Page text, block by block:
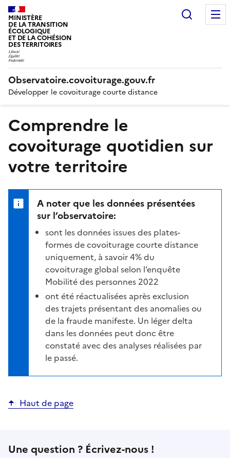
MINISTÈRE
DE LA TRANSITION
ÉCOLOGIQUE
ET DE LA COHÉSION
DES TERRITOIRES
Observatoire.covoiturage.gouv.fr
Développer le covoiturage courte distance
Comprendre le
covoiturage quotidien sur
votre territoire
A noter que les données présentées
sur l’observatoire:
sont les données issues des plates-
formes de covoiturage courte distance
uniquement, à savoir 4% du
covoiturage global selon l’enquête
Mobilité des personnes 2022
ont été réactualisées après exclusion
des trajets présentant des anomalies ou
de la fraude manifeste. Un léger delta
dans les données peut donc être
constaté avec des analyses réalisées par
le passé.
Haut de page
Une question ? Écrivez-nous !